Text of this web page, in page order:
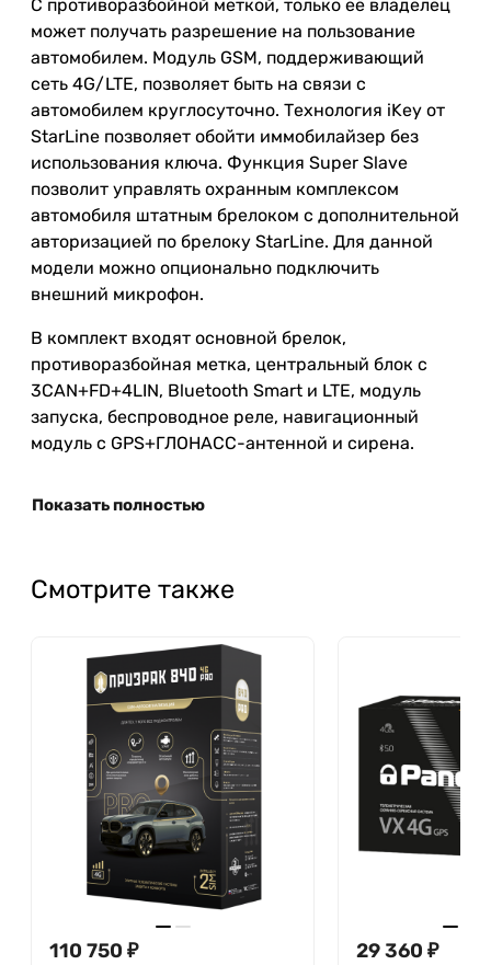
С противоразбойной меткой, только её владелец
может получать разрешение на пользование
автомобилем. Модуль GSM, поддерживающий
сеть 4G/LTE, позволяет быть на связи с
автомобилем круглосуточно. Технология iKey от
StarLine позволяет обойти иммобилайзер без
использования ключа. Функция Super Slave
позволит управлять охранным комплексом
автомобиля штатным брелоком с дополнительной
авторизацией по брелоку StarLine. Для данной
модели можно опционально подключить
внешний микрофон.
В комплект входят основной брелок,
противоразбойная метка, центральный блок с
3CAN+FD+4LIN, Bluetooth Smart и LTE, модуль
запуска, беспроводное реле, навигационный
модуль с GPS+ГЛОНАСС-антенной и сирена.
Показать полностью
Смотрите также
110 750 ₽ 29 360 ₽